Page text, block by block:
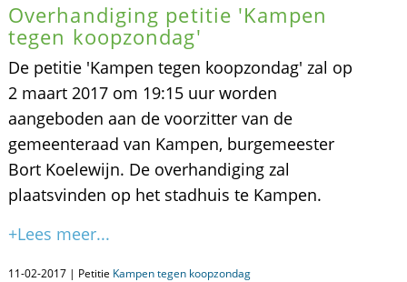
Overhandiging petitie 'Kampen
tegen koopzondag'
De petitie 'Kampen tegen koopzondag' zal op
2 maart 2017 om 19:15 uur worden
aangeboden aan de voorzitter van de
gemeenteraad van Kampen, burgemeester
Bort Koelewijn. De overhandiging zal
plaatsvinden op het stadhuis te Kampen.
+Lees meer...
11-02-2017 | Petitie Kampen tegen koopzondag